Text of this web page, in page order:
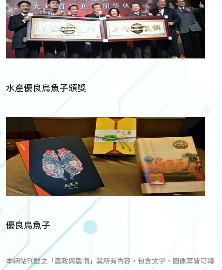
水產優良烏魚子頒獎
優良烏魚子
本網站刊載之「農政與農情」其所有內容，包含文字、圖像等皆可轉